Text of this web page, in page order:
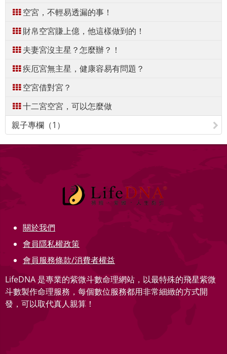
空宮，不輕易透漏的事！
財帛空宮賺上億，他這樣做到的！
夫妻宮沒主星？怎麼辦？！
疾厄宮無主星，健康容易有問題？
空宮借對宮？
十二宮空宮，可以怎麼做
親子專欄（1）
關於我們
會員隱私權政策
會員服務條款/消費者權益
LifeDNA 是專業的紫微斗數命理網站，以最特殊的飛星紫微
斗數製作命理服務，每個數位服務都用非常細緻的方式開
發，可以取代真人親算！